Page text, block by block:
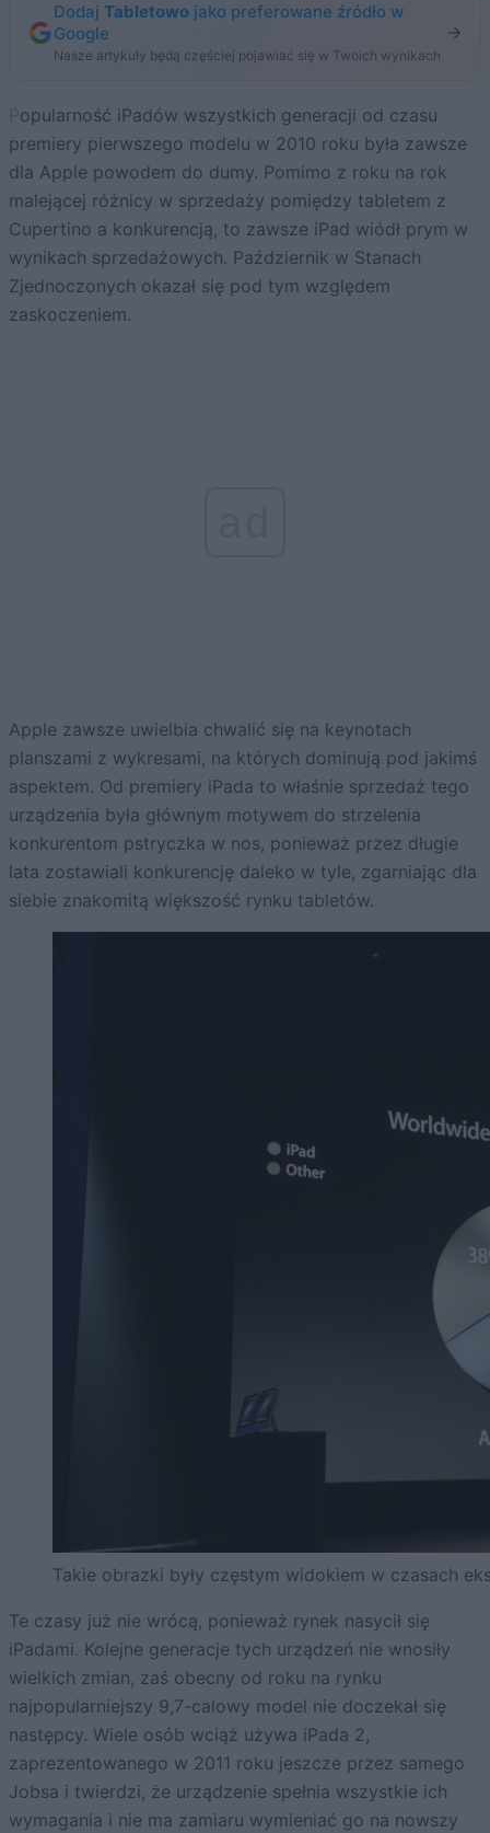
Dodaj Tabletowo jako preferowane źródło w
Google
Nasze artykuły będą częściej pojawiać się w Twoich wynikach
Popularność iPadów wszystkich generacji od czasu
premiery pierwszego modelu w 2010 roku była zawsze
dla Apple powodem do dumy. Pomimo z roku na rok
malejącej różnicy w sprzedaży pomiędzy tabletem z
Cupertino a konkurencją, to zawsze iPad wiódł prym w
wynikach sprzedażowych. Październik w Stanach
Zjednoczonych okazał się pod tym względem
zaskoczeniem.
Apple zawsze uwielbia chwalić się na keynotach
planszami z wykresami, na których dominują pod jakimś
aspektem. Od premiery iPada to właśnie sprzedaż tego
urządzenia była głównym motywem do strzelenia
konkurentom pstryczka w nos, ponieważ przez długie
lata zostawiali konkurencję daleko w tyle, zgarniając dla
siebie znakomitą większość rynku tabletów.
Takie obrazki były częstym widokiem w czasach
Te czasy już nie wrócą, ponieważ rynek nasycił się
iPadami. Kolejne generacje tych urządzeń nie wnosiły
wielkich zmian, zaś obecny od roku na rynku
najpopularniejszy 9,7-calowy model nie doczekał się
następcy. Wiele osób wciąż używa iPada 2,
zaprezentowanego w 2011 roku jeszcze przez samego
Jobsa i twierdzi, że urządzenie spełnia wszystkie ich
wymagania i nie ma zamiaru wymieniać go na nowszy